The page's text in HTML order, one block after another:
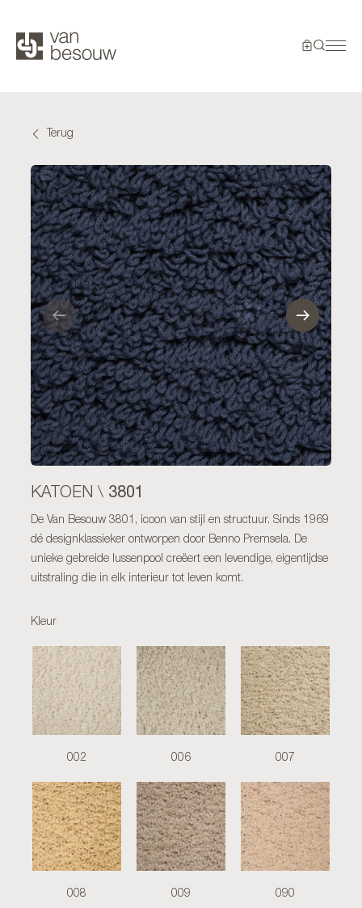
Terug
KATOEN \ 3801
De Van Besouw 3801, icoon van stijl en structuur. Sinds 1969
dé designklassieker ontworpen door Benno Premsela. De
unieke gebreide lussenpool creëert een levendige, eigentijdse
uitstraling die in elk interieur tot leven komt.
Kleur
002 006 007
008 009 090